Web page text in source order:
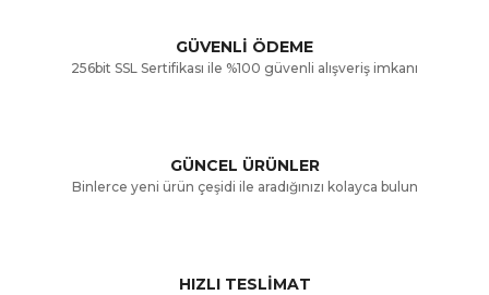
GÜVENLİ ÖDEME
256bit SSL Sertifikası ile %100 güvenli alışveriş imkanı
GÜNCEL ÜRÜNLER
Binlerce yeni ürün çeşidi ile aradığınızı kolayca bulun
HIZLI TESLİMAT